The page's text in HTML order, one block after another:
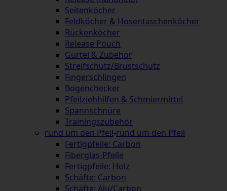
Seitenköcher
Feldköcher & Hosentaschenköcher
Rückenköcher
Release Pouch
Gürtel & Zubehör
Streifschutz/Brustschutz
Fingerschlingen
Bogenchecker
Pfeilziehhilfen & Schmiermittel
Spannschnüre
Trainingszubehör
rund um den Pfeil-rund um den Pfeil
Fertigpfeile: Carbon
Fiberglas-Pfeile
Fertigpfeile: Holz
Schäfte: Carbon
Schäfte: Alu/Carbon